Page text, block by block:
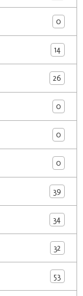
0
14
26
0
0
0
39
34
32
53